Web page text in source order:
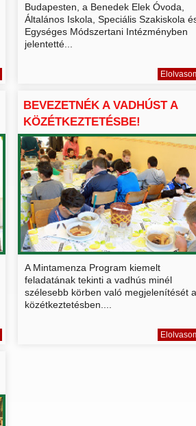
Budapesten, a Benedek Elek Óvoda,
Általános Iskola, Speciális Szakiskola
Egységes Módszertani Intézményben
jelentetté...
BEVEZETNÉK A VADHÚST A
KÖZÉTKEZTETÉSBE!
A Mintamenza Program kiemelt
feladatának tekinti a vadhús minél
szélesebb körben való megjelenítését a
közétkeztetésben....